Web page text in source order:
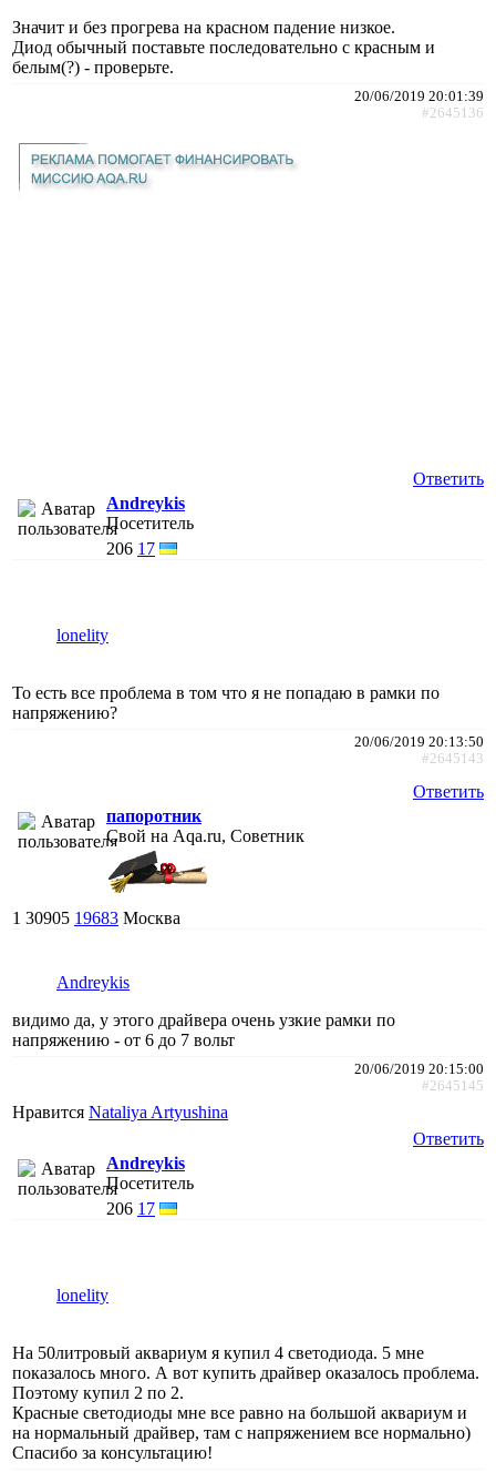
Значит и без прогрева на красном падение низкое.
Диод обычный поставьте последовательно с красным и
белым(?) - проверьте.
20/06/2019 20:01:39
#2645136
Ответить
Andreykis
Посетитель
206 17
lonelity
То есть все проблема в том что я не попадаю в рамки по
напряжению?
20/06/2019 20:13:50
#2645143
Ответить
папоротник
Свой на Aqa.ru, Советник
1 30905 19683 Москва
Andreykis
видимо да, у этого драйвера очень узкие рамки по
напряжению - от 6 до 7 вольт
20/06/2019 20:15:00
#2645145
Нравится Nataliya Artyushina
Ответить
Andreykis
Посетитель
206 17
lonelity
На 50литровый аквариум я купил 4 светодиода. 5 мне
показалось много. А вот купить драйвер оказалось проблема.
Поэтому купил 2 по 2.
Красные светодиоды мне все равно на большой аквариум и
на нормальный драйвер, там с напряжением все нормально)
Спасибо за консультацию!